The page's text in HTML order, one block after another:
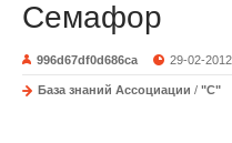
Семафор
996d67df0d686ca 29-02-
База знаний Ассоциации / "С"